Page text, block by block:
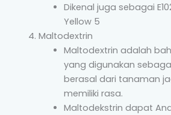
Dikenal juga sebagai
Yellow 5
Maltodextrin
Maltodextrin adalah
yang digunakan
berasal dari tanaman
memiliki rasa.
Maltodekstrin dapat